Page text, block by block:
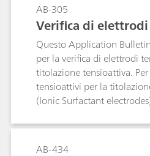
AB-305
Verifica di
Questo Application
per la verifica di elettrodi
titolazione tensioattiva.
tensioattivi per la
(Ionic Surfactant
SLS) con TEGO®trant.
impiegati nella titolazione
AB-434